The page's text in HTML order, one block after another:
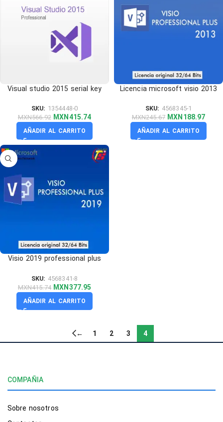
Visual studio 2015 serial key
SKU: 1354448-0
MXN566.92 MXN 415.74
AÑADIR AL CARRITO
Licencia microsoft visio 2013
SKU: 4568345-1
MXN245.67 MXN 188.97
AÑADIR AL CARRITO
Visio 2019 professional plus
SKU: 4568341-8
MXN415.74 MXN 377.95
AÑADIR AL CARRITO
← 1 2 3 4
COMPAÑIA
Sobre nosotros